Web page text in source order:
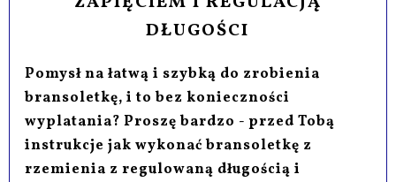
DŁUGOŚCI
Pomysł na łatwą i szybką do zrobienia
bransoletkę, i to bez konieczności
wyplatania? Proszę bardzo - przed Tobą
instrukcje jak wykonać bransoletkę z
rzemienia z regulowaną długością i